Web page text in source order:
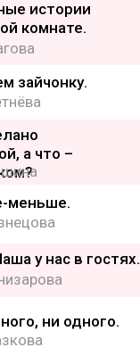
истории
комнате.
зайчонку.
а что –
меньше.
у нас в гостях.
ни одного.